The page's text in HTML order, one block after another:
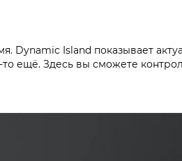
Dynamic Island показывает
ещё. Здесь вы сможете